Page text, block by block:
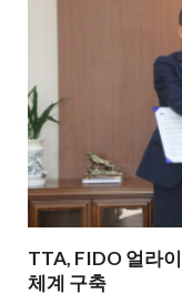
TTA, FIDO 얼라
체계 구축